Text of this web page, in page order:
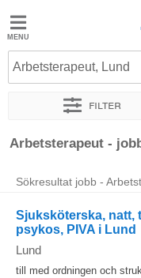
Jobted
Jobb
Arbetsterapeut, Lund
Filter
Sortera efter Exakt
Arbetsterapeut -
Sökresultat jobb -
Sjuksköterska, natt,
psykos, PIVA i Lund
Lund
till med ordningen och